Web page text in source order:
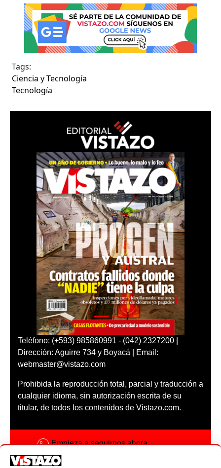
Tags:
Ciencia y Tecnología
Tecnología
Teléfono: (+593) 985860991 - (042) 2327200 |
Dirección: Aguirre 734 y Boyacá | Email:
webmaster@vistazo.com
Prohibida la reproducción total, parcial y traducción a
cualquier idioma, sin autorización escrita de su
titular, de todos los contenidos de Vistazo.com.
Empieza a seguirnos ahora